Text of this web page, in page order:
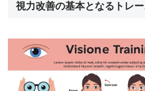
視力改善の基本となるトレ